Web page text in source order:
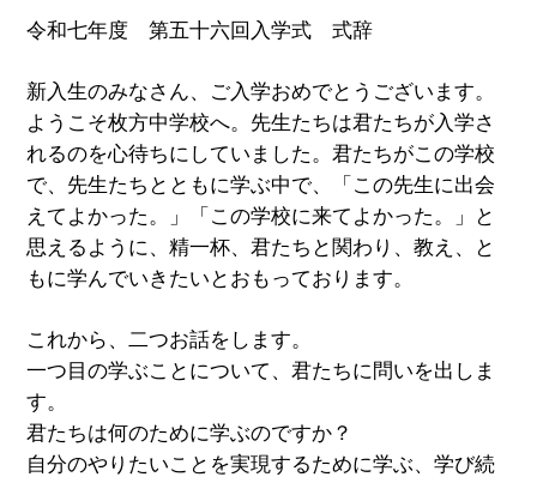
令和七年度 第五十六回入学式 式辞
新入生のみなさん、ご入学おめでとうございます。
ようこそ枚方中学校へ。先生たちは君たちが入学さ
れるのを心待ちにしていました。君たちがこの学校
で、先生たちとともに学ぶ中で、「この先生に出会
えてよかった。」「この学校に来てよかった。」と
思えるように、精一杯、君たちと関わり、教え、と
もに学んでいきたいとおもっております。
これから、二つお話をします。
一つ目の学ぶことについて、君たちに問いを出しま
す。
君たちは何のために学ぶのですか？
自分のやりたいことを実現するために学ぶ、学び続